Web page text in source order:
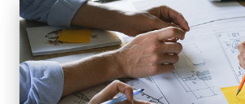
fi
r
m